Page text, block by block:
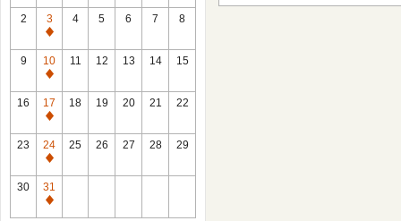
2
3
休
館
日
4 5 6 7 8
9
10
休
館
日
11 12 13 14 15
16
17
休
館
日
18 19 20 21 22
23
24
休
館
日
25 26 27 28 29
30
31
休